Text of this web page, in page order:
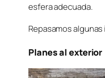
esfera adecuada.
Repasamos
Planes al exterior